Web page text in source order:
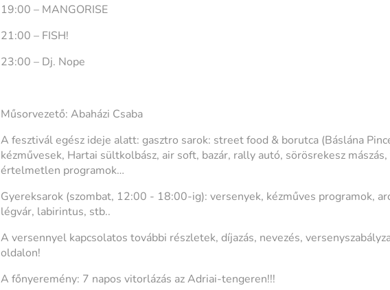
19:00 – MANGORISE
21:00 – FISH!
23:00 – Dj. Nope
Műsorvezető: Abaházi Csaba
A fesztivál egész ideje alatt: gasztro sarok: street food & borutca (Báslána
kézművesek, Hartai sültkolbász, air soft, bazár, rally autó, sörösrekesz
értelmetlen programok…
Gyereksarok (szombat, 12:00 - 18:00-ig): versenyek, kézműves programok,
légvár, labirintus, stb..
A versennyel kapcsolatos további részletek, díjazás, nevezés,
oldalon!
A főnyeremény: 7 napos vitorlázás az Adriai-tengeren!!!